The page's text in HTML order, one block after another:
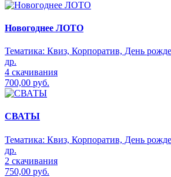
Новогоднее ЛОТО
Тематика: Квиз, Корпоратив, День
др.
4 скачивания
700,00 руб.
СВАТЫ
Тематика: Квиз, Корпоратив, День
др.
2 скачивания
750,00 руб.